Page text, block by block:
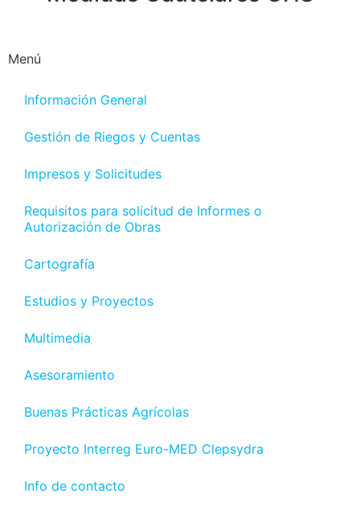
Menú
Información General
Gestión de Riegos y Cuentas
Impresos y Solicitudes
Requisitos para solicitud de Informes o
Autorización de Obras
Cartografía
Estudios y Proyectos
Multimedia
Asesoramiento
Buenas Prácticas Agrícolas
Proyecto Interreg Euro-MED Clepsydra
Info de contacto